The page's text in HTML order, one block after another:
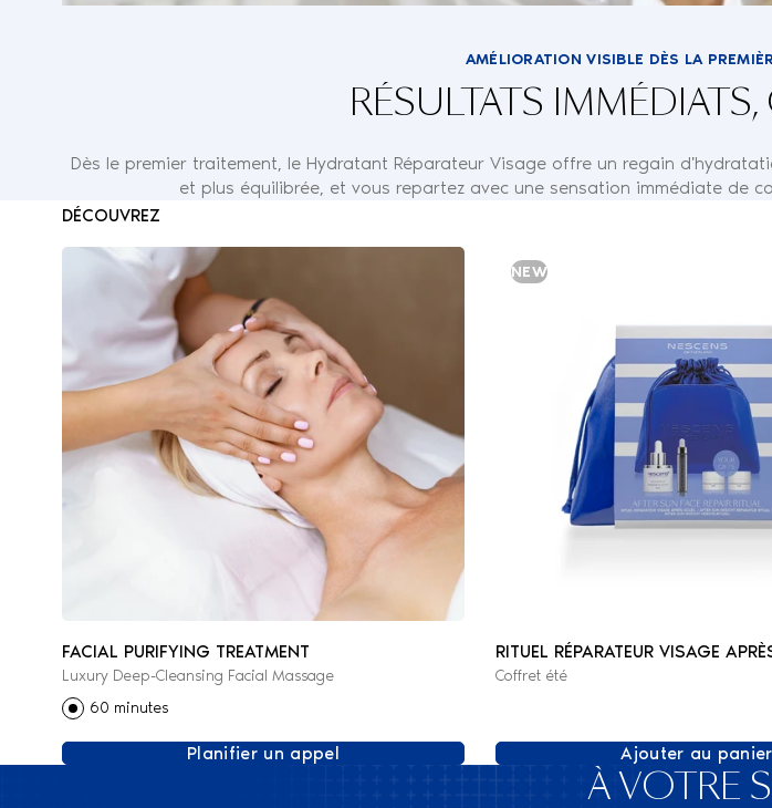
AMÉLIORATION VISIBLE DÈS LA
RÉSULTATS
Dès le premier traitement, le Hydratant Réparateur Visage offre un regain
et plus équilibrée, et vous repartez avec une sensation immédiate de
DÉCOUVREZ
FACIAL PURIFYING TREATMENT
Luxury Deep-Cleansing Facial Massage
60 minutes
Planifier un appel
NEW
RITUEL RÉPARATEUR VISAGE
SOLEIL
Coffret été
Ajouter au panier
À VOTRE